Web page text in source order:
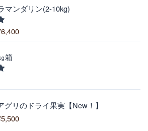
マンダリン(2-10kg)
6,400
格
:
0
–
¥
箱
グリのドライ果実【New！】
5,500
格
帯